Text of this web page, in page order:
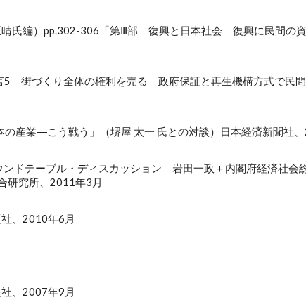
晴氏編）pp.302-306「第Ⅲ部 復興と日本社会 復興に民間の
街づくり全体の権利を売る 政府保証と再生機構方式で民間
産業―こう戦う」（堺屋 太一 氏との対談）日本経済新聞社
ンドテーブル・ディスカッション 岩田一政＋内閣府経済社会
研究所、2011年3月
、2010年6月
、2007年9月